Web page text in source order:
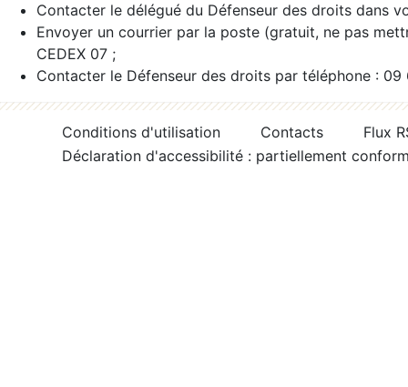
Contacter le délégué du Défenseur des droits dans
Envoyer un courrier par la poste (gratuit, ne pas
CEDEX 07 ;
Contacter le Défenseur des droits par téléphone :
Conditions d'utilisation Contacts
Flux
Déclaration d'accessibilité : partiellement